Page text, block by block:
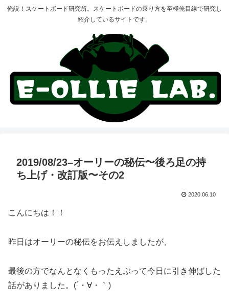
俺説！スケートボード研究所。スケートボードの乗り方を至極俺目線で研究し
紹介しているサイトです。
2019/08/23–オーリーの秘伝〜後ろ足の持
ち上げ・改訂版〜その2
2020.06.10
こんにちは！！
昨日はオーリーの秘伝をお伝えしましたが、
最後の方でなんとなくもったえぶって今日に引き伸ばした
話がありました。(´・∀・｀)